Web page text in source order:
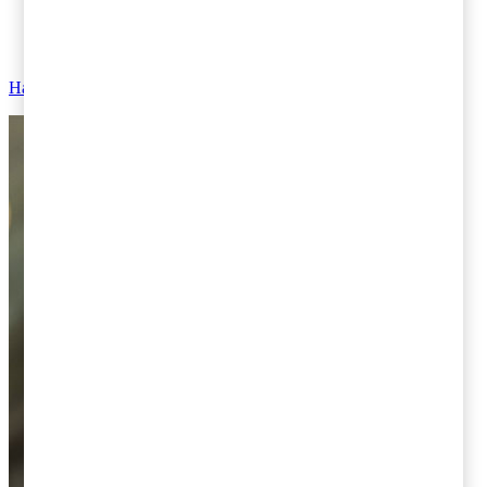
Har du frågor om företagsbeskattning?